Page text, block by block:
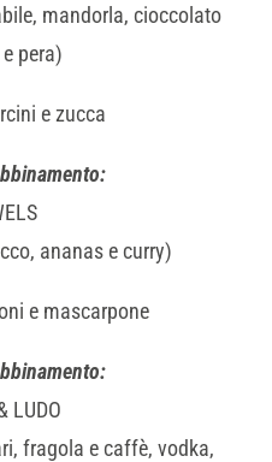
mandorla, cioccolato
pera)
e zucca
ananas e curry)
e mascarpone
LUDO
fragola e caffè, vodka,